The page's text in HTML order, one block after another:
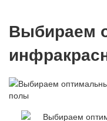
Выбираем